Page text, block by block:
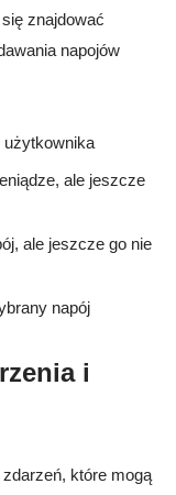
znajdować
napojów
użytkownika
ale jeszcze
ale jeszcze go nie
napój
i
które mogą